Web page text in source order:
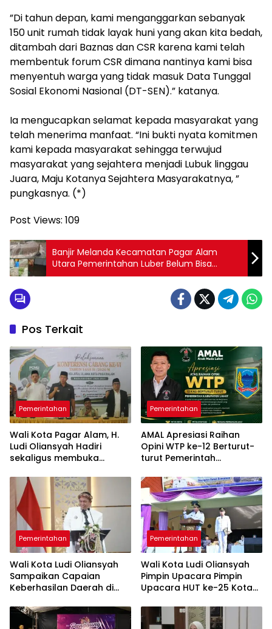
‎”Di tahun depan, kami menganggarkan sebanyak
150 unit rumah tidak layak huni yang akan kita bedah,
ditambah dari Baznas dan CSR karena kami telah
membentuk forum CSR dimana nantinya kami bisa
menyentuh warga yang tidak masuk Data Tunggal
Sosial Ekonomi Nasional (DT-SEN).” katanya.
‎Ia mengucapkan selamat kepada masyarakat yang
telah menerima manfaat. “Ini bukti nyata komitmen
kami kepada masyarakat sehingga terwujud
masyarakat yang sejahtera menjadi Lubuk linggau
Juara, Maju Kotanya Sejahtera Masyarakatnya, ”
pungkasnya. (*)
Post Views: 109
Banjir Melanda Kecamatan Pagar Alam
Utara Pemerintahan Luber Belum Bisa
Mengatasi Banjir
Pos Terkait
Pemerintahan
Wali Kota Pagar Alam, H.
Ludi Oliansyah Hadiri
sekaligus membuka
Ulama
Pemerintahan
AMAL Apresiasi Raihan
Opini WTP ke-12 Berturut-
turut Pemerintah
Pemerintahan
Wali Kota Ludi Oliansyah
Sampaikan Capaian
Keberhasilan Daerah di
Pagar Alam
Pemerintahan
Wali Kota Ludi Oliansyah
Pimpin Upacara Pimpin
Upacara HUT ke-25 Kota
Perak